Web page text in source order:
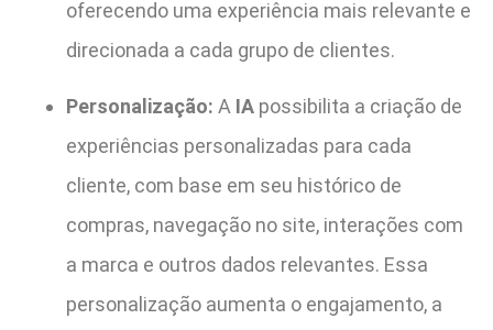
oferecendo uma experiência mais relevante e
direcionada a cada grupo de clientes.
Personalização: A IA possibilita a criação de
experiências personalizadas para cada
cliente, com base em seu histórico de
compras, navegação no site, interações com
a marca e outros dados relevantes. Essa
personalização aumenta o engajamento, a